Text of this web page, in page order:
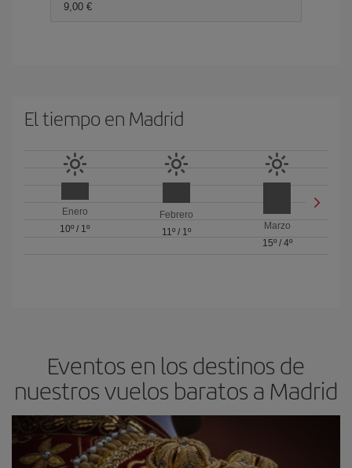
9,00 €
El tiempo en Madrid
Enero
10º / 1º
Febrero
11º/ 1º
Marzo
15º/ 4º
Eventos en los destinos de
nuestros vuelos baratos a Madrid